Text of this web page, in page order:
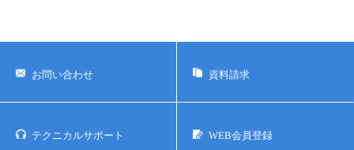
お問い合わせ 資料請求
テクニカルサポート WEB会員登録